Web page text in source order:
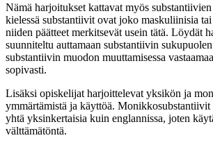
Nämä harjoitukset kattavat myös
kielessä substantiivit ovat joko maskuliinisia
niiden päätteet merkitsevät usein tätä. Löydät
suunniteltu auttamaan substantiivin
substantiivin muodon muuttamisessa
sopivasti.
Lisäksi opiskelijat harjoittelevat yksikön ja
ymmärtämistä ja käyttöä. Monikkosubstantiivit
yhtä yksinkertaisia kuin englannissa, joten
välttämätöntä.